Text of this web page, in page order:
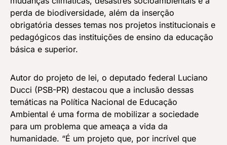
perda de biodiversidade, além da inserção
obrigatória desses temas nos projetos institucionais e
pedagógicos das instituições de ensino da educação
básica e superior.
Autor do projeto de lei, o deputado federal Luciano
Ducci (PSB-PR) destacou que a inclusão dessas
temáticas na Política Nacional de Educação
Ambiental é uma forma de mobilizar a sociedade
para um problema que ameaça a vida da
humanidade. “É um projeto que, por incrível que